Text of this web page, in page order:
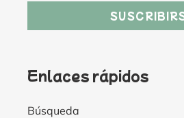
Enlaces rápidos
Búsqueda